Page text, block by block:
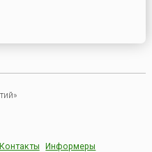
Контакты Информеры